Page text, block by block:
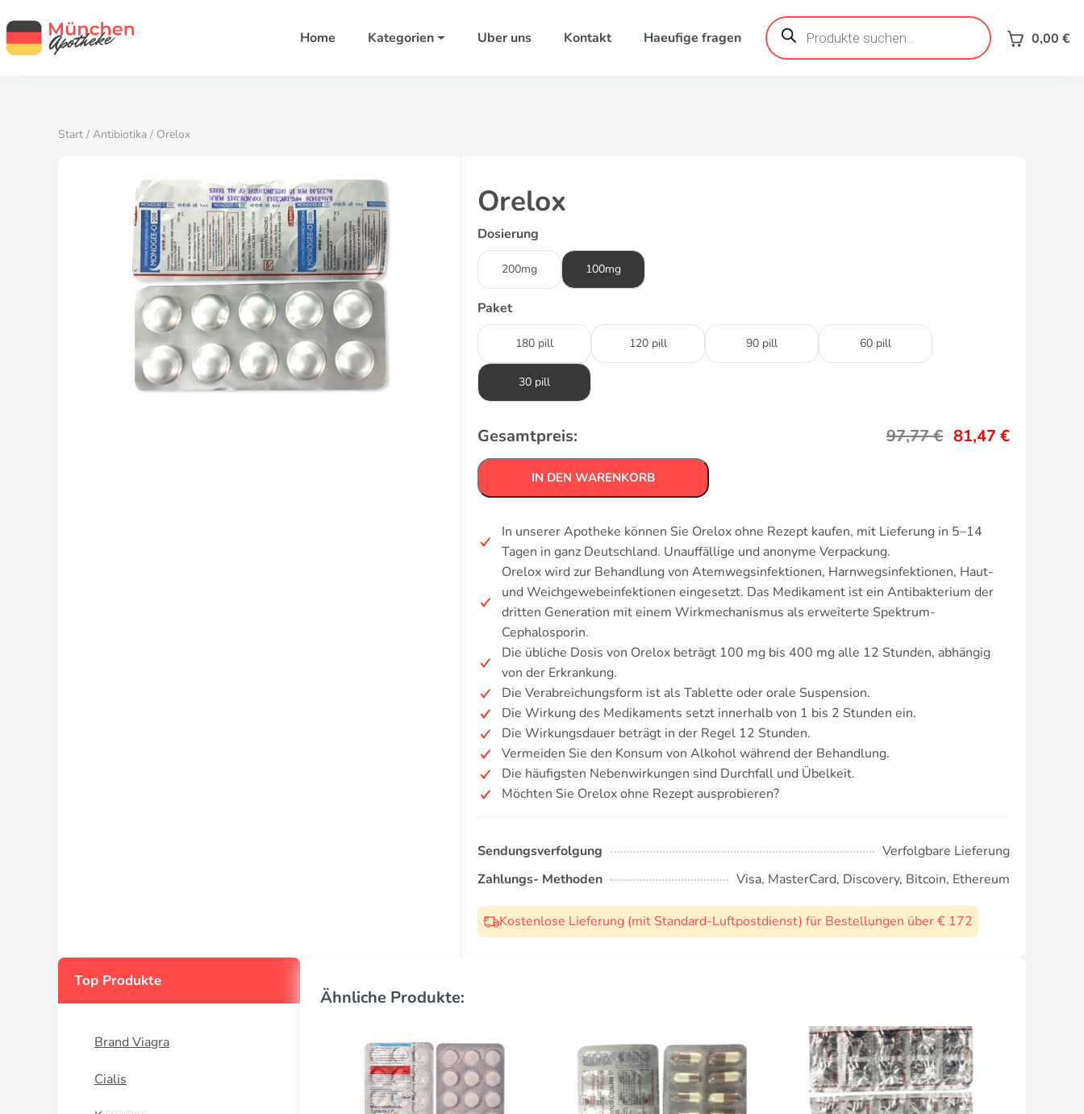
Home Kategorien Uber uns Kontakt Haeufige fragen
Products
search 0,00 €
Start / Antibiotika / Orelox
Orelox
Dosierung
200mg 100mg
Paket
180 pill 120 pill 90 pill 60 pill
30 pill
Gesamtpreis: 97,77€ 81,47 €
IN DEN WARENKORB
In unserer Apotheke können Sie Orelox ohne Rezept kaufen, mit Lieferung in 5–14
Tagen in ganz Deutschland. Unauffällige und anonyme Verpackung.
Orelox wird zur Behandlung von Atemwegsinfektionen, Harnwegsinfektionen, Haut-
und Weichgewebeinfektionen eingesetzt. Das Medikament ist ein Antibakterium der
dritten Generation mit einem Wirkmechanismus als erweiterte Spektrum-
Cephalosporin.
Die übliche Dosis von Orelox beträgt 100 mg bis 400 mg alle 12 Stunden, abhängig
von der Erkrankung.
Die Verabreichungsform ist als Tablette oder orale Suspension.
Die Wirkung des Medikaments setzt innerhalb von 1 bis 2 Stunden ein.
Die Wirkungsdauer beträgt in der Regel 12 Stunden.
Vermeiden Sie den Konsum von Alkohol während der Behandlung.
Die häufigsten Nebenwirkungen sind Durchfall und Übelkeit.
Möchten Sie Orelox ohne Rezept ausprobieren?
Sendungsverfolgung
Verfolgbare Lieferung
Zahlungs- Methoden
Visa, MasterCard, Discovery, Bitcoin, Ethereum
Kostenlose Lieferung (mit Standard-Luftpostdienst) für Bestellungen über € 172
Top Produkte
Brand Viagra
Cialis
Ähnliche Produkte: